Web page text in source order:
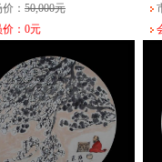
： 50,000元
价：0元